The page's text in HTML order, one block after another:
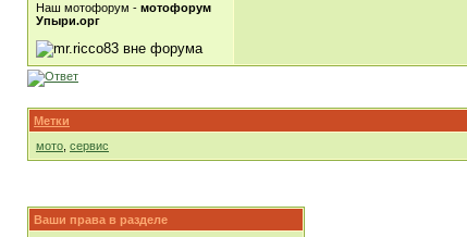
Наш мотофорум - мотофорум
Упыри.орг
Метки
мото сервис
Ваши права в разделе